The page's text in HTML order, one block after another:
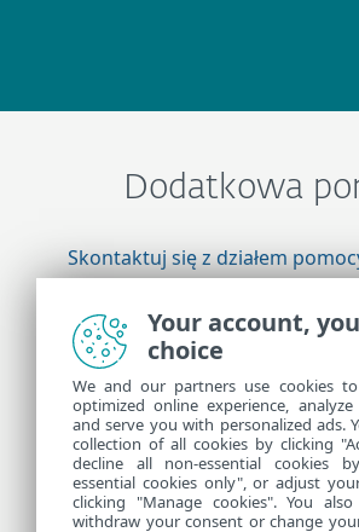
Dodatkowa
Skontaktuj się z działem
firmy ESET
Więcej
Pomoc techniczna —
Porady dla
Your account,
choice
We and our partners use cookies
optimized online experience,
and serve you with personalized ads.
collection of all cookies by clicking
decline all non-essential cookies
essential cookies only", or adjust
clicking "Manage cookies". You
withdraw your consent or change